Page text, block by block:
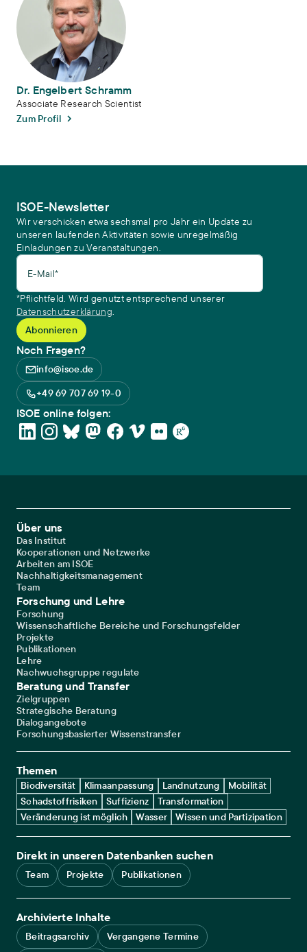
Dr. Engelbert Schramm
Associate Research Scientist
Zum Profil
ISOE-Newsletter
Wir verschicken etwa sechsmal pro Jahr ein Update zu
unseren laufenden Aktivitäten sowie unregelmäßig
Einladungen zu Veranstaltungen.
E-Mail*
*Pflichtfeld. Wird genutzt entsprechend unserer
Datenschutzerklärung.
Noch Fragen?
info@isoe.de
+49 69 707 69 19-0
ISOE online folgen:
Footer Main Navigation
Über uns
Das Institut
Kooperationen und Netzwerke
Arbeiten am ISOE
Nachhaltigkeitsmanagement
Team
Forschung und Lehre
Forschung
Wissenschaftliche Bereiche und Forschungsfelder
Projekte
Publikationen
Lehre
Nachwuchsgruppe regulate
Beratung und Transfer
Zielgruppen
Strategische Beratung
Dialogangebote
Forschungsbasierter Wissenstransfer
Themen
Biodiversität Klimaanpassung Landnutzung
Mobilität
Schadstoffrisiken
Suffizienz
Transformation
Veränderung ist möglich
Wasser Wissen und Partizipation
Direkt in unseren Datenbanken suchen
Team Projekte Publikationen
Archivierte Inhalte
Beitragsarchiv Vergangene Termine